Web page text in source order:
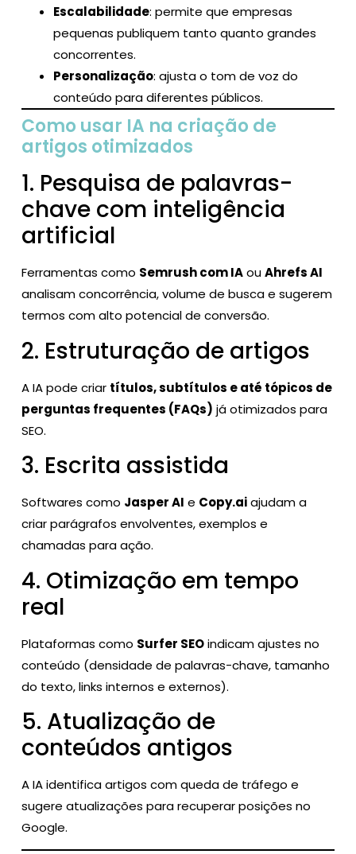
Escalabilidade: permite que empresas
pequenas publiquem tanto quanto grandes
concorrentes.
Personalização: ajusta o tom de voz do
conteúdo para diferentes públicos.
Como usar IA na criação de
artigos otimizados
1. Pesquisa de palavras-
chave com inteligência
artificial
Ferramentas como Semrush com IAouAhrefs AI
analisam concorrência, volume de busca e sugerem
termos com alto potencial de conversão.
2. Estruturação de artigos
A IA pode criar títulos, subtítulos e até tópicos de
perguntas frequentes (FAQs) já otimizados para
SEO.
3. Escrita assistida
Softwares como Jasper AI e Copy.aiajudam a
criar parágrafos envolventes, exemplos e
chamadas para ação.
4. Otimização em tempo
real
Plataformas como Surfer SEOindicam ajustes no
conteúdo (densidade de palavras-chave, tamanho
do texto, links internos e externos).
5. Atualização de
conteúdos antigos
A IA identifica artigos com queda de tráfego e
sugere atualizações para recuperar posições no
Google.